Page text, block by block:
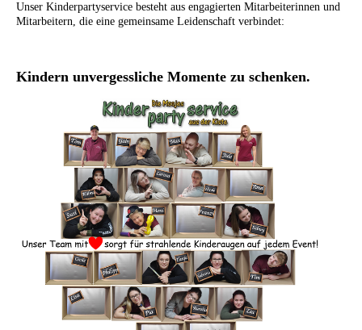
Unser Kinderpartyservice besteht aus engagierten Mitarbeiterinnen und
Mitarbeitern, die eine gemeinsame Leidenschaft verbindet:
Kindern unvergessliche Momente zu schenken.